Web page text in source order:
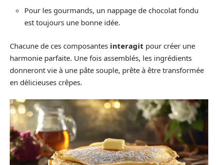
Pour les gourmands, un nappage de chocolat fondu
est toujours une bonne idée.
Chacune de ces composantes interagit pour créer une
harmonie parfaite. Une fois assemblés, les ingrédients
donneront vie à une pâte souple, prête à être transformée
en délicieuses crêpes.